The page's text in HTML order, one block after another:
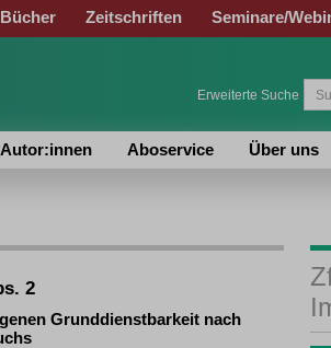
Bücher Zeitschriften Seminare/
Erweiterte Suche
Aboservice Über uns
2
Grunddienstbarkeit nach